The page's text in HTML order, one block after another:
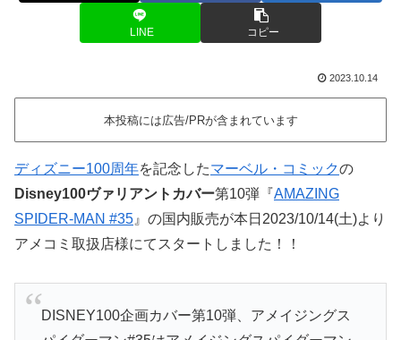
LINE コピー
2023.10.14
本投稿には広告/PRが含まれています
ディズニー100周年を記念したマーベル・コミックの
Disney100ヴァリアントカバー第10弾『AMAZING
SPIDER-MAN #35 』の国内販売が本日2023/10/14(土)より
アメコミ取扱店様にてスタートしました！！
DISNEY100企画カバー第10弾、アメイジングス